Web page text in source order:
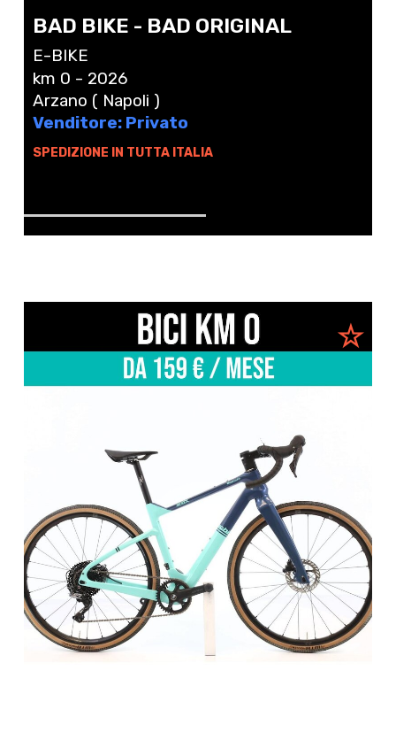
BAD BIKE - BAD ORIGINAL
E-BIKE
km 0 - 2026
Arzano ( Napoli )
Venditore: Privato
SPEDIZIONE IN TUTTA ITALIA